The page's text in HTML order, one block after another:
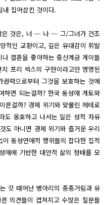
내 집어삼킨 것이다.
은 것은, 너 ─ 나 ─ 그/그녀가 건조
적인 교환이고, 깊은 유대감이 휘발
결혼을 좋아하는 중산계급 게이들
프리 섹스의 구현이라고만 명명된
력으로부터 그것을 보호하는 것에
하면 되는걸까? 한국 동성애 게토와
른걸까? 경제 위기와 맞물린 헤테로
도 옹호하고 나서는 일은 성적 자유
도 아니면 경제 위기와 즐거운 우리
동성연애적 행위들의 잡다한 집적
애에 기반한 대안적 삶의 형태를 모
갓 태어난 병아리의 종종거림과 유
의견들이 겹쳐지고 수많은 질문들